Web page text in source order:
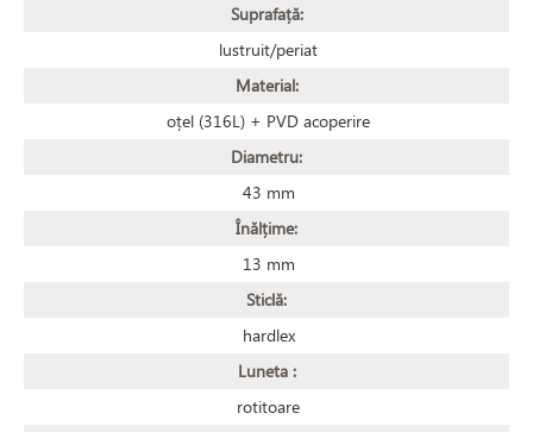
Suprafață:
lustruit/periat
Material:
oțel (316L) + PVD acoperire
Diametru:
43 mm
Înălțime:
13 mm
Sticlă:
hardlex
Luneta :
rotitoare